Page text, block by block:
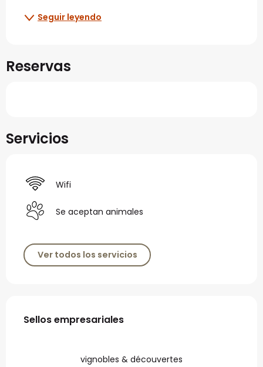
Seguir leyendo
Reservas
Servicios
Wifi
Se aceptan animales
Ver todos los servicios
Oferta de prestaciones
Sellos empresariales
Sellos empresariales
vignobles & découvertes